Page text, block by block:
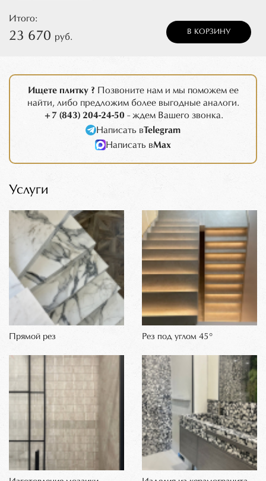
Итого:
23 670 руб.
В КОРЗИНУ
Ищете плитку ? Позвоните нам и мы поможем ее
найти, либо предложим более выгодные аналоги.
+7 (843) 204-24-50 - ждем Вашего звонка.
Написать вTelegram
Написать вMax
Услуги
Прямой рез Рез под углом 45°